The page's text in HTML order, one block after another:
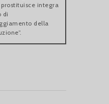
prostituisce integra
di
della